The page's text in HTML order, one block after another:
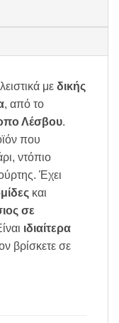
με δικής
, από το
Λέσβου.
που
ντόπιο
Έχει
και
σε
ιδιαίτερα
βρίσκετε σε